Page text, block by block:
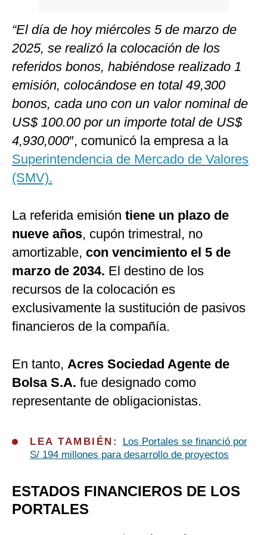
“El día de hoy miércoles 5 de marzo de
2025, se realizó la colocación de los
referidos bonos, habiéndose realizado 1
emisión, colocándose en total 49,300
bonos, cada uno con un valor nominal de
US$ 100.00 por un importe total de US$
4,930,000″, comunicó la empresa a la
Superintendencia de Mercado de Valores
(SMV).
La referida emisión tiene un plazo de
nueve años, cupón trimestral, no
amortizable, con vencimiento el 5 de
marzo de 2034. El destino de los
recursos de la colocación es
exclusivamente la sustitución de pasivos
financieros de la compañía.
En tanto, Acres Sociedad Agente de
Bolsa S.A. fue designado como
representante de obligacionistas.
LEA TAMBIÉN:
Los Portales se financió por
S/ 194 millones para desarrollo de proyectos
ESTADOS FINANCIEROS DE LOS
PORTALES